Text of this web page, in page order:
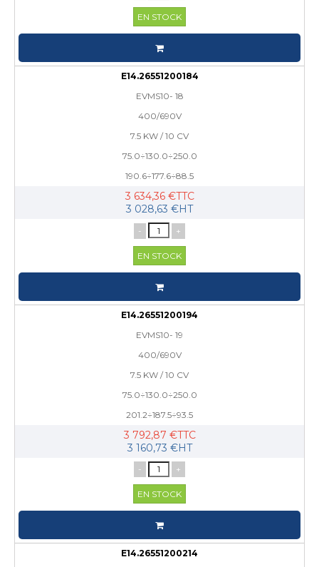
EN STOCK
E14.26551200184
EVMS10- 18
400/690V
7.5 KW / 10 CV
75.0÷130.0÷250.0
190.6÷177.6÷88.5
3 634,36 €TTC
3 028,63 €HT
- +
EN STOCK
E14.26551200194
EVMS10- 19
400/690V
7.5 KW / 10 CV
75.0÷130.0÷250.0
201.2÷187.5÷93.5
3 792,87 €TTC
3 160,73 €HT
- +
EN STOCK
E14.26551200214